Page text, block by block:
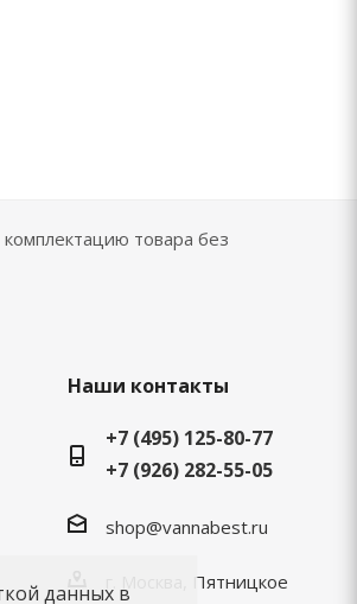
товара без
Наши контакты
+7 (495) 125-80-77
+7 (926) 282-55-05
shop@vannabest.ru
г. Москва, Пятницкое
данных в